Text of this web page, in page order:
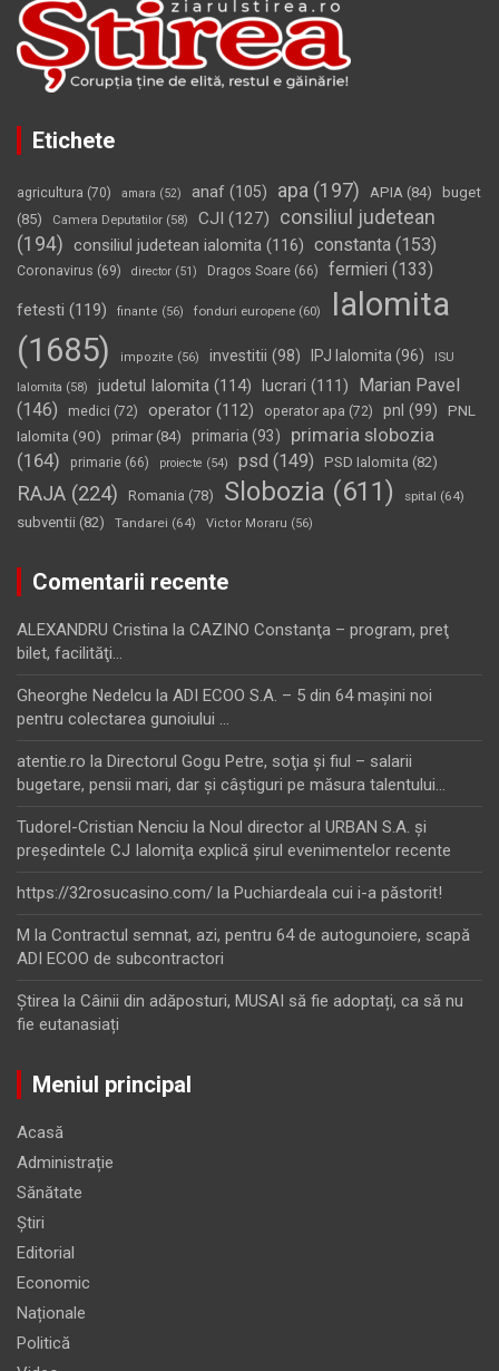
Etichete
agricultura (70) amara (52) anaf (105) apa (197) APIA (84)
buget
(85)
Camera Deputatilor (58) CJI (127)
consiliul judetean
(194) consiliul judetean ialomita (116) constanta (153)
Coronavirus (69) director (51) Dragos Soare (66) fermieri (133)
fetesti (119) finante (56) fonduri europene (60)
Ialomita
(1685)
impozite (56) investitii (98) IPJ Ialomita (96) ISU
Ialomita (58) judetul Ialomita (114) lucrari (111)
Marian Pavel
(146)
medici (72) operator (112) operator apa (72) pnl (99)
PNL
Ialomita (90) primar(84) primaria (93)
primaria slobozia
(164)
primarie (66) proiecte (54) psd (149) PSD Ialomita (82)
RAJA (224) Romania (78) Slobozia (611) spital (64)
subventii (82) Tandarei (64) Victor Moraru (56)
Comentarii recente
ALEXANDRU Cristina la CAZINO Constanţa – program, preţ
bilet, facilităţi…
Gheorghe Nedelcu la ADI ECOO S.A. – 5 din 64 maşini noi
pentru colectarea gunoiului …
atentie.ro la Directorul Gogu Petre, soţia şi fiul – salarii
bugetare, pensii mari, dar şi câştiguri pe măsura talentului…
Tudorel-Cristian Nenciu la Noul director al URBAN S.A. şi
preşedintele CJ Ialomiţa explică şirul evenimentelor recente
https://32rosucasino.com/ la Puchiardeala cui i-a păstorit!
M la Contractul semnat, azi, pentru 64 de autogunoiere, scapă
ADI ECOO de subcontractori
Ştirea la Câinii din adăposturi, MUSAI să fie adoptați, ca să nu
fie eutanasiați
Meniul principal
Acasă
Administrație
Sănătate
Știri
Editorial
Economic
Naționale
Politică